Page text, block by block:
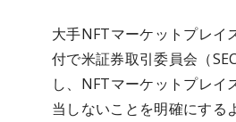
大手NFTマーケットプレイ
付で米証券取引委員会（
し、NFTマーケットプレイ
当しないことを明確にする